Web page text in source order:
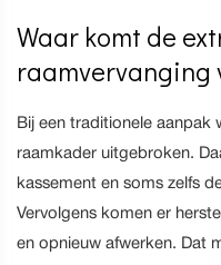
Waar komt de
raamvervanging
Bij een traditionele aanpak
raamkader uitgebroken.
kassement en soms zelfs
Vervolgens komen er
en opnieuw afwerken. Dat